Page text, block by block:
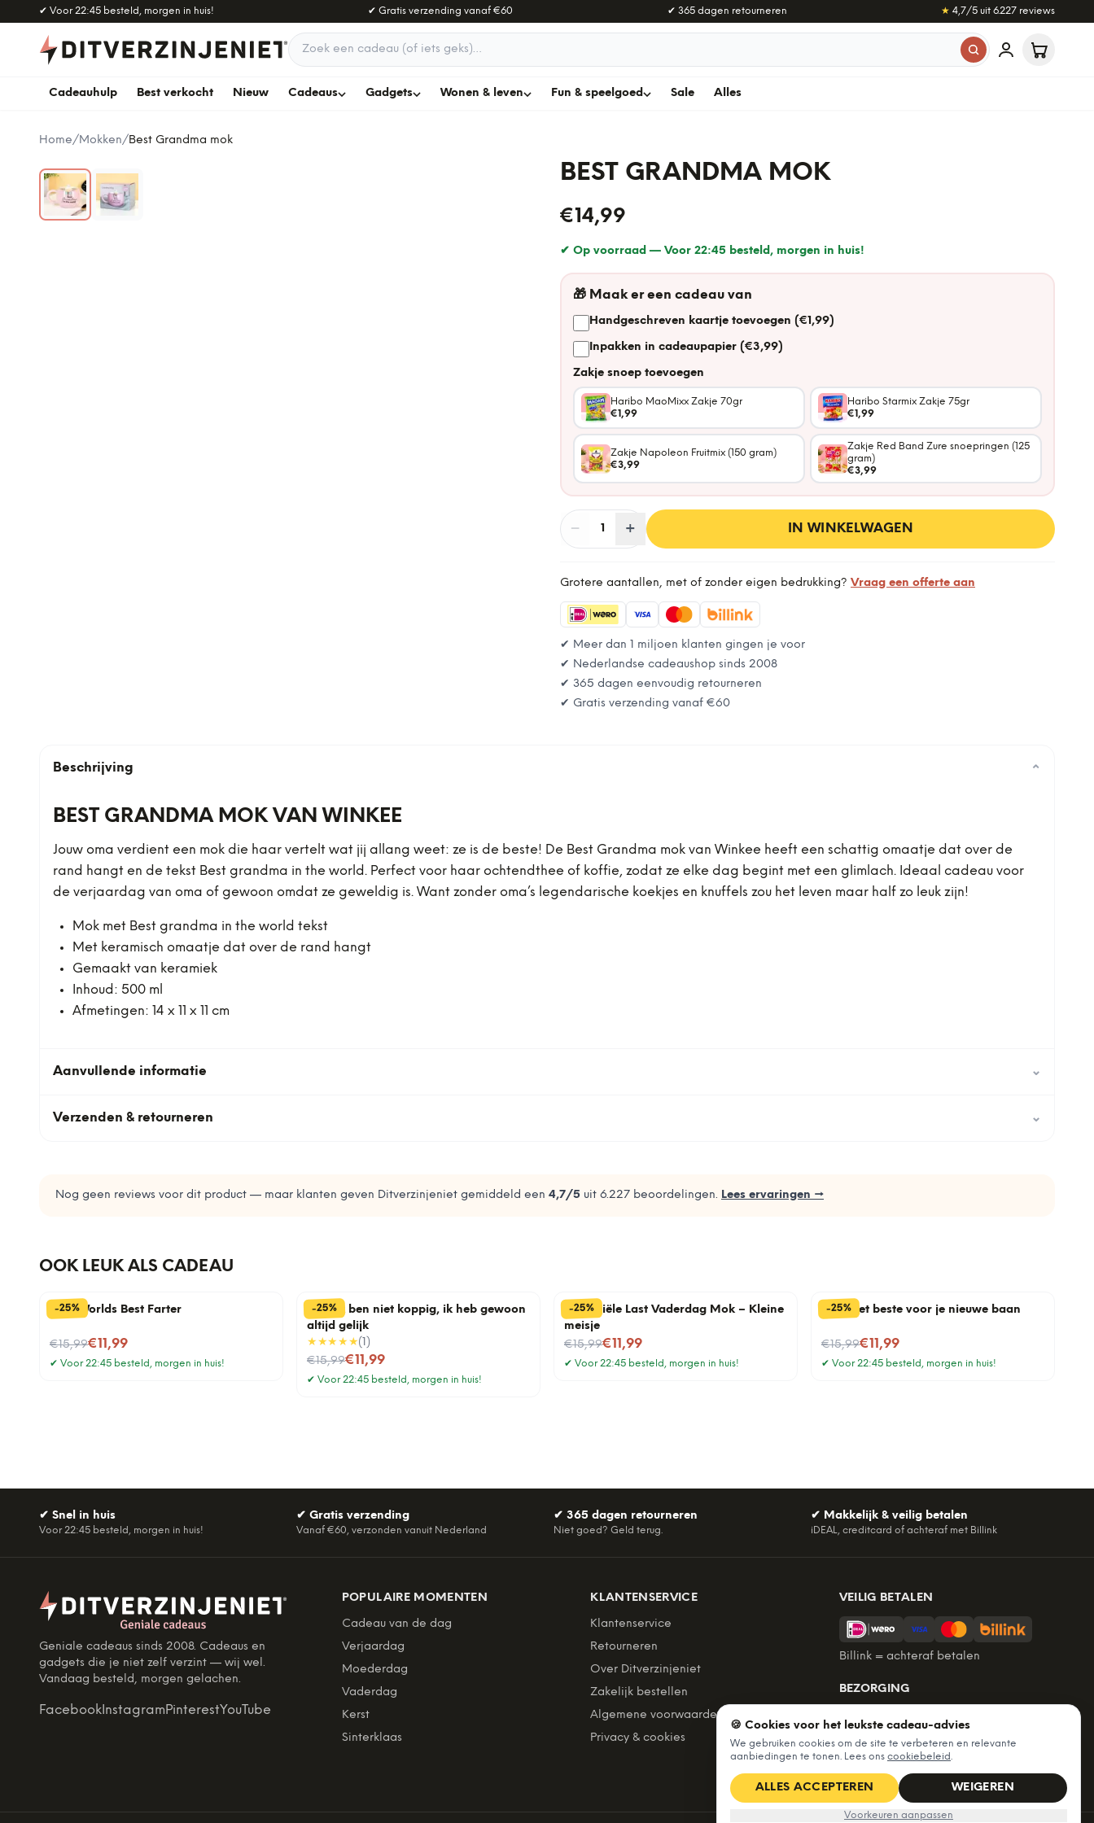
Naar hoofdinhoud
✔ Voor 22:45 besteld, morgen in huis! ✔ Gratis verzending vanaf€60 ✔ 365 dagen retourneren ★ 4,7/5 uit 6.227reviews
Zoek een cadeau
Cadeauhulp Best verkocht Nieuw Cadeaus Gadgets Wonen & leven Fun & speelgoed Sale Alles
Home/Mokken/Best Grandma mok
BEST GRANDMA MOK
€14,99
✔ Op voorraad — Voor 22:45 besteld, morgen in huis!
🎁 Maak er een cadeau van
Handgeschreven kaartje toevoegen (€1,99)
Inpakken in cadeaupapier (€3,99)
Zakje snoep toevoegen
Haribo MaoMixx Zakje 70gr
€1,99
Haribo Starmix Zakje 75gr
€1,99
Zakje Napoleon Fruitmix (150 gram)
€3,99
Zakje Red Band Zure snoepringen (125
gram)
€3,99
− Aantal
1 + IN WINKELWAGEN
Grotere aantallen, met of zonder eigen bedrukking? Vraag een offerte aan
✔ Meer dan 1 miljoen klanten gingen je voor
✔ Nederlandse cadeaushop sinds 2008
✔ 365 dagen eenvoudig retourneren
✔ Gratis verzending vanaf €60
Beschrijving ⌄
BEST GRANDMA MOK VAN WINKEE
Jouw oma verdient een mok die haar vertelt wat jij allang weet: ze is de beste! De Best Grandma mok van Winkee heeft een schattig omaatje dat over de
rand hangt en de tekst Best grandma in the world. Perfect voor haar ochtendthee of koffie, zodat ze elke dag begint met een glimlach. Ideaal cadeau voor
de verjaardag van oma of gewoon omdat ze geweldig is. Want zonder oma’s legendarische koekjes en knuffels zou het leven maar half zo leuk zijn!
Mok met Best grandma in the world tekst
Met keramisch omaatje dat over de rand hangt
Gemaakt van keramiek
Inhoud: 500 ml
Afmetingen: 14 x 11 x 11 cm
Aanvullende informatie ⌄
Verzenden & retourneren ⌄
Nog geen reviews voor dit product — maar klanten geven Ditverzinjeniet gemiddeld een 4,7/5 uit 6.227 beoordelingen. Lees ervaringen →
OOK LEUK ALS CADEAU
-25%
Mok Worlds Best Farter
€15,99
Nu voor€11,99
✔ Voor 22:45 besteld, morgen in huis!
-25%
Mok Ik ben niet koppig, ik heb gewoon
altijd gelijk
★★★★★( 1 )
€15,99
Nu voor€11,99
✔ Voor 22:45 besteld, morgen in huis!
-25%
Financiële Last Vaderdag Mok – Kleine
meisje
€15,99
Nu voor€11,99
✔ Voor 22:45 besteld, morgen in huis!
-25%
Mok Het beste voor je nieuwe baan
€15,99
Nu voor€11,99
✔ Voor 22:45 besteld, morgen in huis!
✔ Snel in huis
Voor 22:45 besteld, morgen in huis!
✔ Gratis verzending
Vanaf €60, verzonden vanuit Nederland
✔ 365 dagen retourneren
Niet goed? Geld terug.
✔ Makkelijk & veilig betalen
iDEAL, creditcard of achteraf met Billink
Geniale cadeaus sinds 2008. Cadeaus en
gadgets die je niet zelf verzint — wij wel.
Vandaag besteld, morgen gelachen.
Facebook InstagramPinterestYouTube
POPULAIRE MOMENTEN
Cadeau van de dag
Verjaardag
Moederdag
Vaderdag
Kerst
Sinterklaas
KLANTENSERVICE
Klantenservice
Retourneren
Over Ditverzinjeniet
Zakelijk bestellen
Algemene voorwaarden
Privacy & cookies
VEILIG BETALEN
Billink = achteraf betalen
BEZORGING
Gratis verzending vanaf €60. Tot 365
dagen retourneren.
★ 4,7/5 uit 6.227beoordelingen
🍪 Cookies voor het leukste cadeau-advies
We gebruiken cookies om de site te verbeteren en relevante
aanbiedingen te tonen. Lees ons cookiebeleid.
ALLES ACCEPTEREN WEIGEREN
Voorkeuren aanpassen